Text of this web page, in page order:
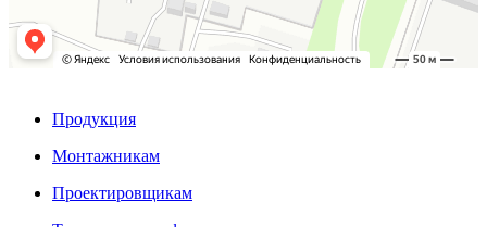
Продукция
Монтажникам
Проектировщикам